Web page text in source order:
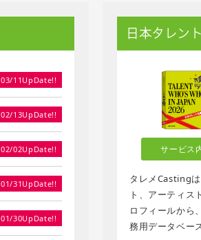
03/11UpDate!!
02/13UpDate!!
02/02UpDate!!
01/31UpDate!!
01/30UpDate!!
日本タレン
サービス
タレメCasting
ト、アーティス
ロフィールから
務用データベー